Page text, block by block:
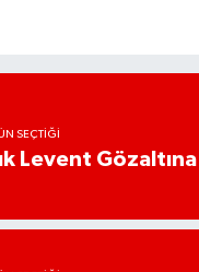
SEÇTIĞI
Levent Gözaltına